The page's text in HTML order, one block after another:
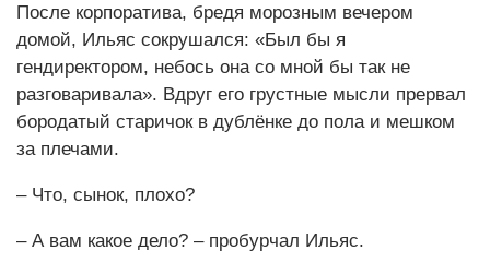
После корпоратива, бредя морозным вечером
домой, Ильяс сокрушался: «Был бы я
гендиректором, небось она со мной бы так не
разговаривала». Вдруг его грустные мысли прервал
бородатый старичок в дублёнке до пола и мешком
за плечами.
– Что, сынок, плохо?
– А вам какое дело? – пробурчал Ильяс.